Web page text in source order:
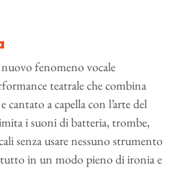
fenomeno vocale
teatrale che combina
a capella con l’arte del
i suoni di batteria, trombe,
senza usare nessuno strumento
in un modo pieno di ironia e